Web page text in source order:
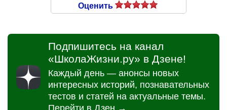
Оценить
Подпишитесь на канал
«ШколаЖизни.ру» в Дзене!
Каждый день — анонсы новых
интересных историй, познавательных
тестов и статей на актуальные темы.